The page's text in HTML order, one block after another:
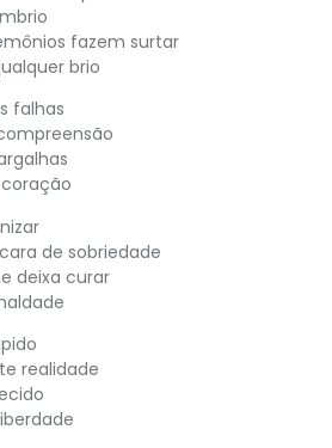
fazem surtar
brio
falhas
de sobriedade
deixa curar
realidade